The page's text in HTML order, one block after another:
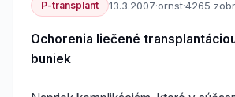
P-transplant 13.3.2007·ornst·4265
Ochorenia liečené
buniek